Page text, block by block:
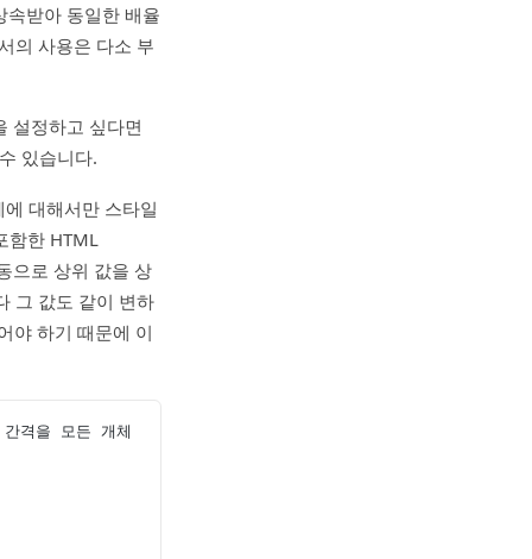
받아 동일한 배율
의 사용은 다소 부
설정하고 싶다면
있습니다.
대해서만 스타일
함한 HTML
으로 상위 값을 상
그 값도 같이 변하
야 하기 때문에 이
격을 모든 개체